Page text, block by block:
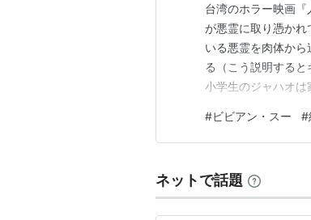
台湾のホラー映画
が悪霊に取り憑か
いる悪霊を肉体か
る（こう説明する
小学生のジャハオは
は奇怪なできごとが
れていく。一方の
#ビビアン・スー #
ネットで話題